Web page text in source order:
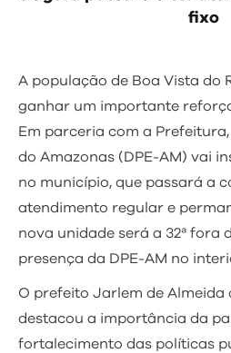
fixo
A população de Boa Vista do
ganhar um importante
Em parceria com a
do Amazonas (DPE-AM) vai
no município, que passará a
atendimento regular e
nova unidade será a 32ª fora
presença da DPE-AM no
O prefeito Jarlem de Almeida
destacou a importância da
fortalecimento das políticas